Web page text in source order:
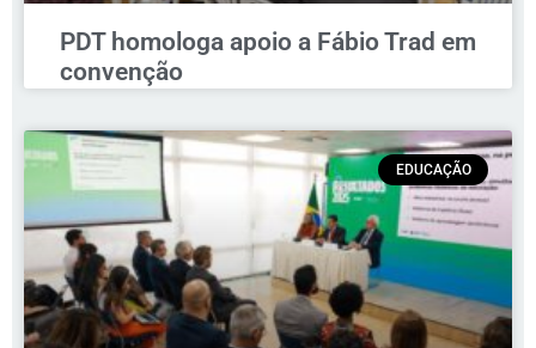
PDT homologa apoio a Fábio Trad em
convenção
EDUCAÇÃO